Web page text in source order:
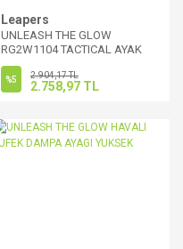
Leapers
UNLEASH THE GLOW
RG2W1104 TACTICAL AYAK
%5 2.904,17 TL
2.758,97 TL